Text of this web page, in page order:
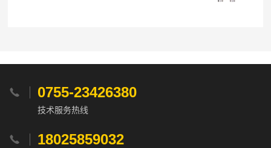
 0755-23426380
技术服务热线
 18025859032